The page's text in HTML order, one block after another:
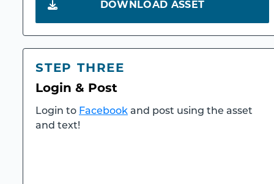
DOWNLOAD ASSET
STEP THREE
Login & Post
Login to Facebook and post using the asset
and text!